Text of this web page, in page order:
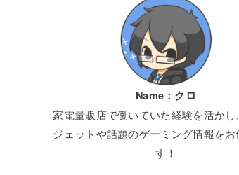
Name： クロ
家電量販店で働いていた経験を活かし
ジェットや話題のゲーミング情報をお
す！